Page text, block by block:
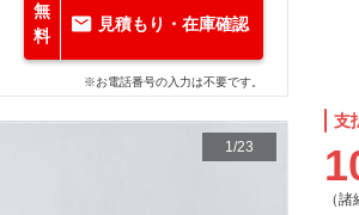
無
料
見積もり・在庫確認
※お電話番号の入力は不要です。
1/23
支
（